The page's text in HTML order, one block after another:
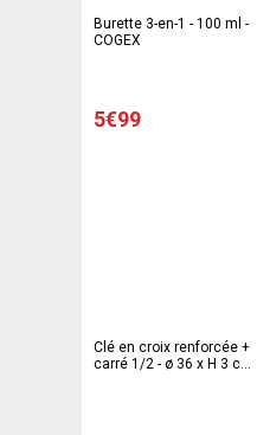
Burette 3-en-1 - 100 ml -
COGEX
5€99
Clé en croix renforcée +
carré 1/2 - ø 36 x H 3 cm